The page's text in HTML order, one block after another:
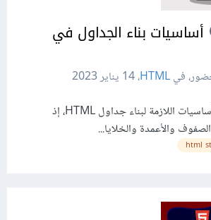
أساسيات بناء الجداول في
فيHTML،14 يناير 2023
يقدِّم هذا المقال الأساسيات اللازمة لبناء جداول HTML، إذ
والأعمدة والخلايا...
html